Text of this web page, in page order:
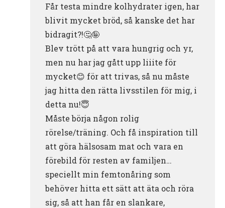
Får testa mindre kolhydrater igen, har
blivit mycket bröd, så kanske det har
bidragit?!🤔🤪
Blev trött på att vara hungrig och yr,
men nu har jag gått upp liiite för
mycket😊 för att trivas, så nu måste
jag hitta den rätta livsstilen för mig, i
detta nu!😇
Måste börja någon rolig
rörelse/träning. Och få inspiration till
att göra hälsosam mat och vara en
förebild för resten av familjen…
speciellt min femtonåring som
behöver hitta ett sätt att äta och röra
sig, så att han får en slankare,